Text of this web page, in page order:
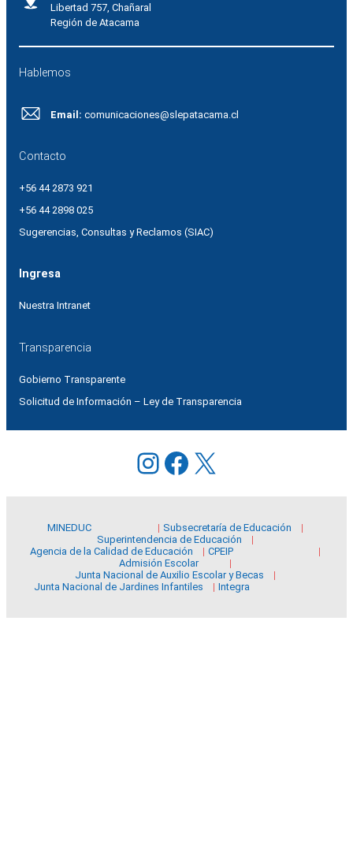
Libertad 757, Chañaral
Región de Atacama
Hablemos
Email: comunicaciones@slepatacama.cl
Contacto
+56 44 2873 921
+56 44 2898 025
Sugerencias, Consultas y Reclamos (SIAC)
Ingresa
Nuestra Intranet
Transparencia
Gobierno Transparente
Solicitud de Información – Ley de Transparencia
Instagram
Facebook
X
MINEDUC
Subsecretaría de Educación
Superintendencia de Educación
Agencia de la Calidad de Educación
CPEIP
Admisión Escolar
Junta Nacional de Auxilio Escolar y Becas
Junta Nacional de Jardines Infantiles
Integra